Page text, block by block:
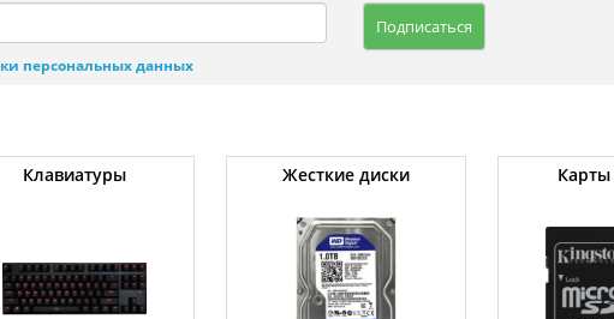
Подписаться
персональных данных
Клавиатуры Жесткие диски